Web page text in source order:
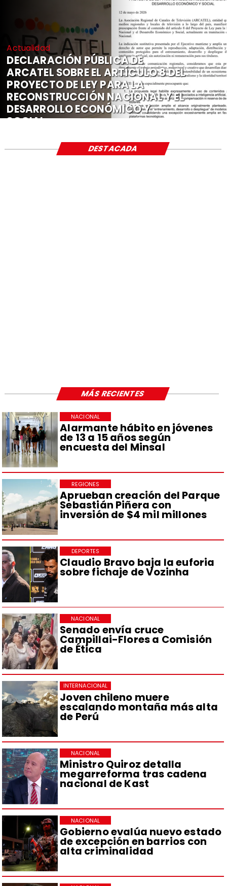
Actualidad
DECLARACIÓN PÚBLICA DE
ARCATEL SOBRE EL ARTÍCULO 8 DEL
PROYECTO DE LEY PARA LA
RECONSTRUCCIÓN NACIONAL Y EL
DESARROLLO ECONÓMICO Y
SOCIAL
Alarmante hábito en jóvenes
de 13 a 15 años según
encuesta del Minsal
NACIONAL
Aprueban creación del Parque
Sebastián Piñera con
inversión de $4 mil millones
REGIONES
Claudio Bravo baja la euforia
sobre fichaje de Vozinha
DEPORTES
Senado envía cruce
Campillai-Flores a Comisión
de Ética
NACIONAL
Joven chileno muere
escalando montaña más alta
de Perú
INTERNACIONAL
Ministro Quiroz detalla
megarreforma tras cadena
nacional de Kast
NACIONAL
Gobierno evalúa nuevo estado
de excepción en barrios con
alta criminalidad
NACIONAL
DESTACADA
MÁS RECIENTES